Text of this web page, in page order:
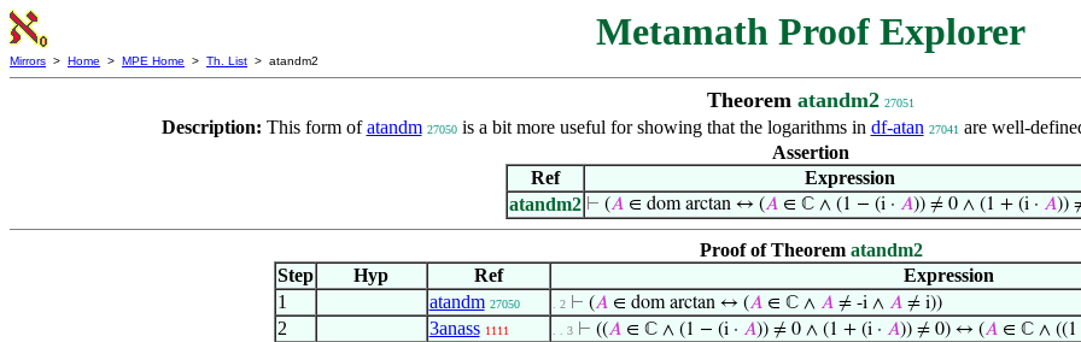
Metamath Proof Explorer
Mirrors > Home > MPE Home > Th. List > atandm2
Theorem atandm2 27051
Description: This form ofatandm 27050is a bit more useful for showing that the logarithms in df-atan 27041 are well-
Assertion
Ref
Expression
atandm2 ⊢ (𝐴∈ dom arctan ↔ (𝐴∈ ℂ ∧ (1 − (i · 𝐴)) ≠ 0 ∧ (1 + (i · 𝐴))
Proof of Theorem atandm2
Step
Hyp Ref
Expression
1
atandm 27050 . 2 ⊢ (𝐴∈ dom arctan ↔ (𝐴∈ ℂ ∧ 𝐴≠ -i ∧ 𝐴≠ i))
2 3anass 1111 . . 3 ⊢ ((𝐴∈ ℂ ∧ (1 − (i · 𝐴)) ≠ 0 ∧ (1 + (i · 𝐴)) ≠ 0) ↔ (𝐴∈ ℂ ∧ ((1